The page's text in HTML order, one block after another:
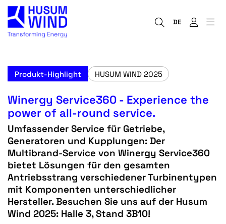
DE
Produkt-Highlight HUSUM WIND 2025
Winergy Service360 - Experience the
power of all-round service.
Umfassender Service für Getriebe,
Generatoren und Kupplungen: Der
Multibrand-Service von Winergy Service360
bietet Lösungen für den gesamten
Antriebsstrang verschiedener Turbinentypen
mit Komponenten unterschiedlicher
Hersteller. Besuchen Sie uns auf der Husum
Wind 2025: Halle 3, Stand 3B10!